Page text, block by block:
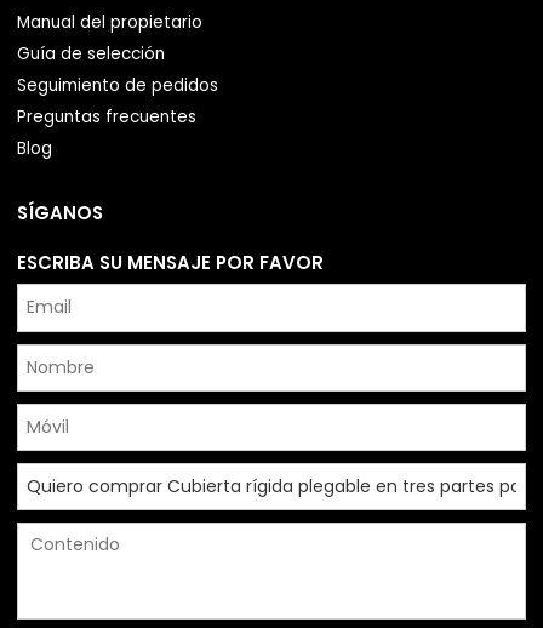
Manual del propietario
Guía de selección
Seguimiento de pedidos
Preguntas frecuentes
Blog
SÍGANOS
ESCRIBA SU MENSAJE POR FAVOR